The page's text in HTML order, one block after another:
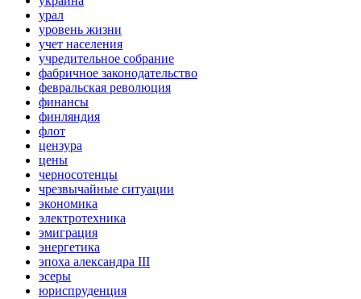
урал
уровень жизни
учет населения
учредительное собрание
фабричное законодательство
февральская революция
финансы
финляндия
флот
цензура
цены
черносотенцы
чрезвычайные ситуации
экономика
электротехника
эмиграция
энергетика
эпоха александра III
эсеры
юриспруденция